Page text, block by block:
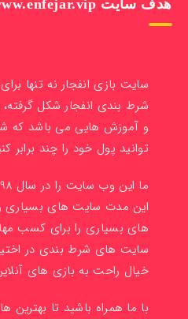
هدف سایت www.enfejar.vip
سایت بازی انفجار نه تنها
شرط بندی انفجار شکل
و آموزش هایی می باشد که
توانید پول خود را چند برابر
این مدت سایت های بسیاری
های بسیاری را برای کسب
سایت های شرط بندی در اختیار
خیال راحت به بازی های
با ما همراه باشید تا بهترین